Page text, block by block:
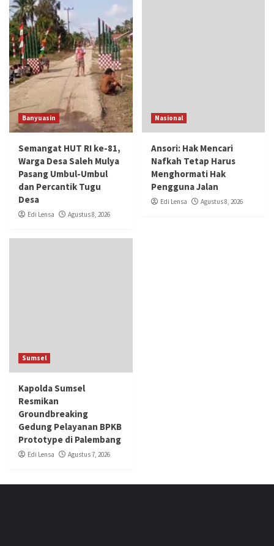
Banyuasin
Semangat HUT RI ke-81,
Warga Desa Saleh Mulya
Pasang Umbul-Umbul
dan Percantik Tugu
Desa
Edi Lensa Agustus 8, 2026
Nasional
Ansori: Hak Mencari
Nafkah Tetap Harus
Menghormati Hak
Pengguna Jalan
Edi Lensa Agustus 8, 2026
Sumsel
Kapolda Sumsel
Resmikan
Groundbreaking
Gedung Pelayanan BPKB
Prototype di Palembang
Edi Lensa Agustus 7, 2026